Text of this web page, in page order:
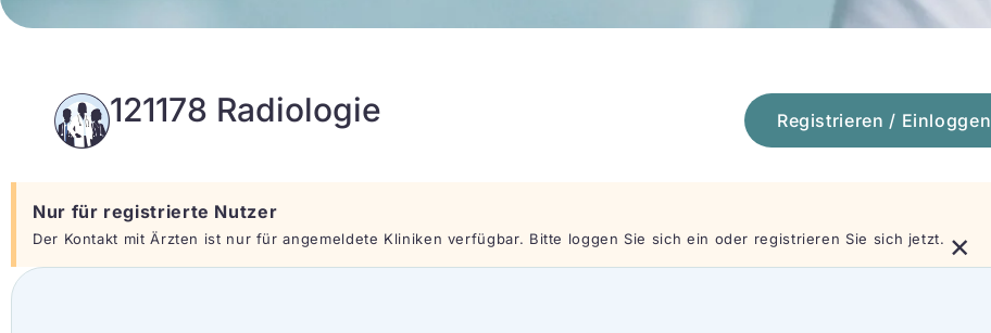
121178 Radiologie Registrieren / Einloggen
Nur für registrierte Nutzer
Der Kontakt mit Ärzten ist nur für angemeldete Kliniken verfügbar. Bitte loggen Sie sich ein oder registrieren Sie sich jetzt. ×